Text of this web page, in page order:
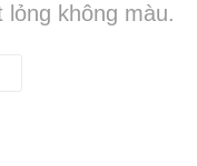
không màu.